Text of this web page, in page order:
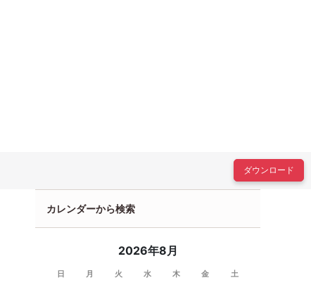
ダウンロード
カレンダーから検索
2026年8月
日 月 火 水 木 金 土